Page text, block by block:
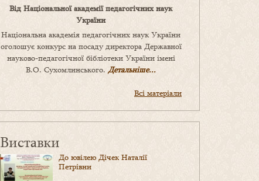
Від Національної академії педагогічних наук
України
Національна академія педагогічних наук України
оголошує конкурс на посаду директора Державної
науково-педагогічної бібліотеки України імені
В.О. Сухомлинського. Детальніше...
Всі матеріали
Виставки
До ювілею Дічек Наталії
Петрівни